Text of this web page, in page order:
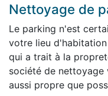
Nettoyage de
Le parking n'est
votre lieu
qui a trait à la
société de nettoyage
aussi propre que